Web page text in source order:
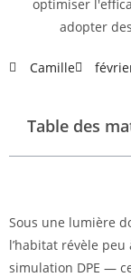
Camille
Table des
Sous une lumière
l’habitat révèle
simulation DPE —